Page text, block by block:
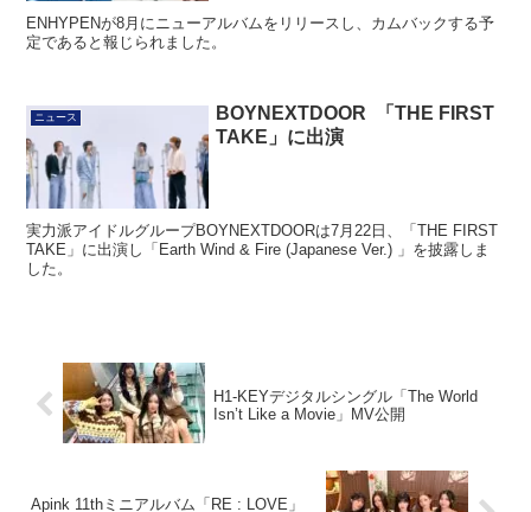
ENHYPENが8月にニューアルバムをリリースし、カムバックする予
定であると報じられました。
ニュース
BOYNEXTDOOR 「THE FIRST
TAKE」に出演
実力派アイドルグループBOYNEXTDOORは7月22日、「THE FIRST
TAKE」に出演し「Earth Wind & Fire (Japanese Ver.) 」を披露しま
した。
H1-KEYデジタルシングル「The World
Isn’t Like a Movie」MV公開